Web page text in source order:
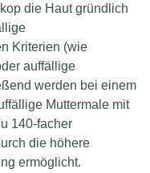
die Haut gründlich
Kriterien (wie
auffällige
werden bei einem
Muttermale mit
140-facher
die höhere
ermöglicht.